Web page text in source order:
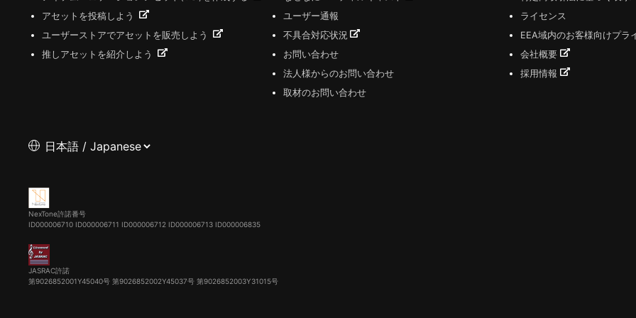
アセットを投稿しよう
ユーザーストアでアセットを販売しよう
推しアセットを紹介しよう
ユーザー通報
不具合対応状況
お問い合わせ
法人様からのお問い合わせ
取材のお問い合わせ
ライセンス
EEA域内のお客様向けプラ
会社概要
採用情報
NexTone許諾番号
ID000006710 ID000006711 ID000006712 ID000006713 ID000006835
JASRAC許諾
第9026852001Y45040号 第9026852002Y45037号 第9026852003Y31015号